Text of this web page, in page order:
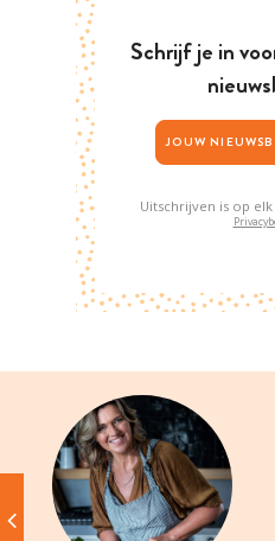
Schrijf je in
Uitschrijven is op